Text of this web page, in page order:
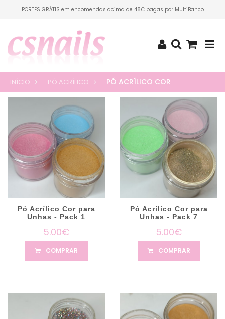
PORTES GRÁTIS em encomendas acima de 48€ pagas por MultiBanco
INÍCIO PÓ ACRÍLICO PÓ ACRÍLICO COR
Pó Acrílico Cor para
Unhas - Pack 1
5.00€
COMPRAR
Pó Acrílico Cor para
Unhas - Pack 7
5.00€
COMPRAR